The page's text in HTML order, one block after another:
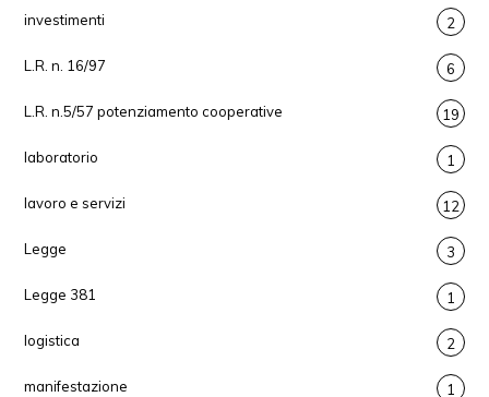
investimenti 2
L.R. n. 16/97 6
L.R. n.5/57 potenziamento cooperative 19
laboratorio 1
lavoro e servizi 12
Legge 3
Legge 381 1
logistica 2
manifestazione 1